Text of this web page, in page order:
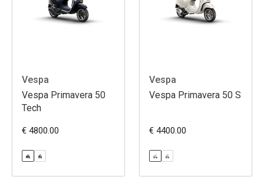
Vespa
Vespa Primavera 50
Tech
€ 4800.00
Vespa
Vespa Primavera 50 S
€ 4400.00